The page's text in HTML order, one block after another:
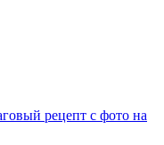
рецепт с фото на